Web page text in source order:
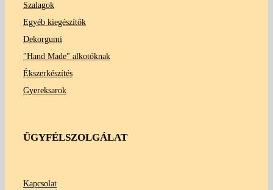
Szalagok
Egyéb kiegészítők
Dekorgumi
"Hand Made" alkotóknak
Ékszerkészítés
Gyereksarok
ÜGYFÉLSZOLGÁLAT
Kapcsolat